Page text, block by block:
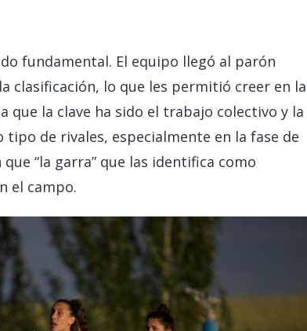
fundamental. El equipo llegó al parón
clasificación, lo que les permitió creer en la
que la clave ha sido el trabajo colectivo y la
de rivales, especialmente en la fase de
“la garra” que las identifica como
el campo.